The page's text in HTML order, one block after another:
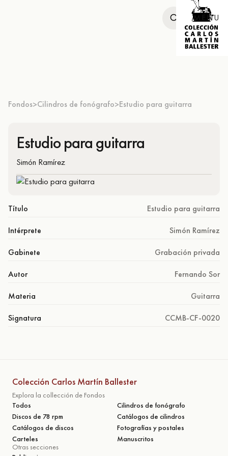
MENU
Fondos>Cilindros de fonógrafo>Estudio para guitarra
Estudio para guitarra
Simón Ramírez
Título Estudio para guitarra
Intérprete Simón Ramírez
Gabinete Grabación privada
Autor Fernando Sor
Materia Guitarra
Signatura CCMB-CF-0020
Colección Carlos Martín Ballester
Explora la collección de Fondos
Todos
Cilindros de fonógrafo
Discos de 78 rpm
Catálogos de cilindros
Catálogos de discos
Fotografías y postales
Carteles
Manuscritos
Otras secciones